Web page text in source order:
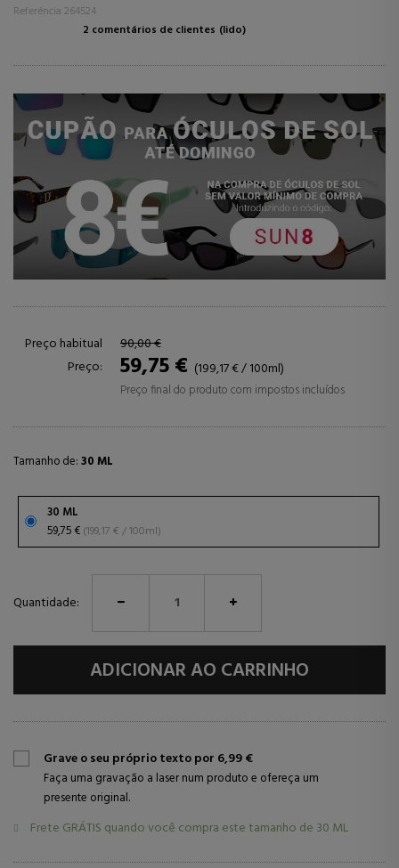
Referência 264524
2 comentários de clientes (lido)
Preço habitual
90,00 €
Preço:
59,75 € (199,17 € / 100ml)
Preço final do produto com impostos incluídos
Tamanho de: 30 ML
30 ML
59,75 €
(199,17 € / 100ml)
Quantidade:
ADICIONAR AO CARRINHO
Grave o seu próprio texto por 6,99 €
Faça uma gravação a laser num produto e ofereça um
presente original.
Frete GRÁTIS quando você compra este tamanho de 30 ML